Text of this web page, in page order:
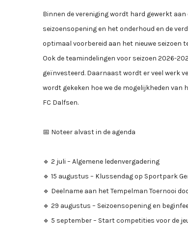
Binnen de vereniging wordt hard gewerkt
seizoensopening en het onderhoud en de
optimaal voorbereid aan het nieuwe seizoen
Ook de teamindelingen voor seizoen 2026-
geïnvesteerd. Daarnaast wordt er veel werk
wordt gekeken hoe we de mogelijkheden
FC Dalfsen.
📅 Noteer alvast in de agenda
🔹 2 juli – Algemene ledenvergadering
🔹 15 augustus – Klussendag op Sportpark
🔹 Deelname aan het Tempelman Toernooi
🔹 29 augustus – Seizoensopening en
🔹 5 september – Start competities voor de